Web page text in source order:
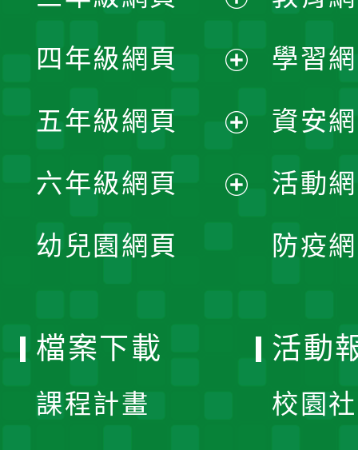
單
開
選
單
開
選
單
四年級網頁
開
選
五年級網頁
開
六年級網頁
幼兒園網頁
學習
資安
活動
防疫
檔案下載
課程計畫
活動
校園